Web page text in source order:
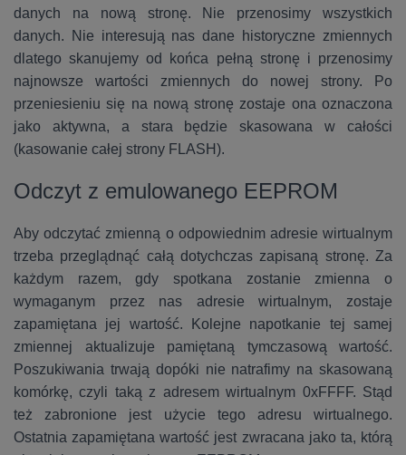
danych na nową stronę. Nie przenosimy wszystkich
danych. Nie interesują nas dane historyczne zmiennych
dlatego skanujemy od końca pełną stronę i przenosimy
najnowsze wartości zmiennych do nowej strony. Po
przeniesieniu się na nową stronę zostaje ona oznaczona
jako aktywna, a stara będzie skasowana w całości
(kasowanie całej strony FLASH).
Odczyt z emulowanego EEPROM
Aby odczytać zmienną o odpowiednim adresie wirtualnym
trzeba przeglądnąć całą dotychczas zapisaną stronę. Za
każdym razem, gdy spotkana zostanie zmienna o
wymaganym przez nas adresie wirtualnym, zostaje
zapamiętana jej wartość. Kolejne napotkanie tej samej
zmiennej aktualizuje pamiętaną tymczasową wartość.
Poszukiwania trwają dopóki nie natrafimy na skasowaną
komórkę, czyli taką z adresem wirtualnym 0xFFFF. Stąd
też zabronione jest użycie tego adresu wirtualnego.
Ostatnia zapamiętana wartość jest zwracana jako ta, którą